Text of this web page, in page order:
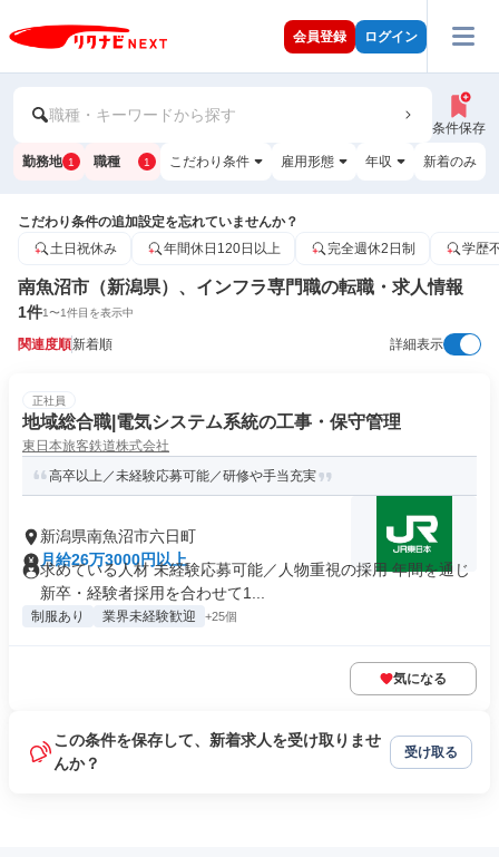
会員登録 ログイン
職種・キーワードから探す
条件保存
勤務地 1 職種 1 こだわり条件 雇用形態 年収 新着のみ
こだわり条件の追加設定を忘れていませんか？
土日祝休み
年間休日120日以上 完全週休2日制 学歴
南魚沼市（新潟県）、インフラ専門職の転職・求人情報
1件1〜1件目を表示中
関連度順新着順 詳細表示
正社員
地域総合職|電気システム系統の工事・保守管理
東日本旅客鉄道株式会社
高卒以上／未経験応募可能／研修や手当充実
新潟県南魚沼市六日町
月給26万3000円以上
求めている人材 未経験応募可能／人物重視の採用 年間を通じ
新卒・経験者採用を合わせて1...
制服あり 業界未経験歓迎 +25個
気になる
この条件を保存して、新着求人を受け取りませ
んか？
受け取る